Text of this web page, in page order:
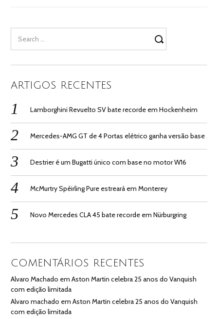
for:
ARTIGOS RECENTES
Lamborghini Revuelto SV bate recorde em Hockenheim
Mercedes-AMG GT de 4 Portas elétrico ganha versão base
Destrier é um Bugatti único com base no motor W16
McMurtry Spéirling Pure estreará em Monterey
Novo Mercedes CLA 45 bate recorde em Nürburgring
COMENTÁRIOS RECENTES
Alvaro Machado emAston Martin celebra 25 anos do Vanquish
com edição limitada
Alvaro machado emAston Martin celebra 25 anos do Vanquish
com edição limitada